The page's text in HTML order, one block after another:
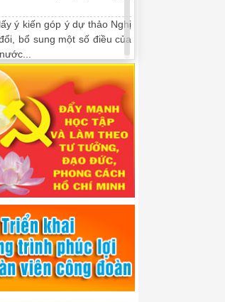
Ban Thường vụ Liên
đoàn Lao động tỉnh Hà
Tĩnh phát...
ý kiến góp ý dự thảo Nghị
bổ sung một số điều của